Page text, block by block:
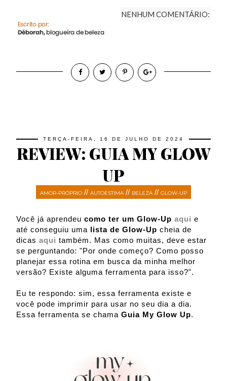
NENHUM COMENTÁRIO:
TERÇA-FEIRA, 16 DE JULHO DE 2024
REVIEW: GUIA MY GLOW
UP
AMOR-PRÓPRIO // AUTOESTIMA // BELEZA // GLOW-UP
Você já aprendeu como ter um Glow-Up aqui e
até conseguiu uma lista de Glow-Up cheia de
dicas aqui também. Mas como muitas, deve estar
se perguntando: "Por onde começo? Como posso
planejar essa rotina em busca da minha melhor
versão? Existe alguma ferramenta para isso?".
Eu te respondo: sim, essa ferramenta existe e
você pode imprimir para usar no seu dia a dia.
Essa ferramenta se chama Guia My Glow Up.